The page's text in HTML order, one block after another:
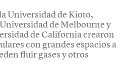
Universidad de Kioto,
de Melbourne y
de California crearon
con grandes espacios a
fluir gases y otros